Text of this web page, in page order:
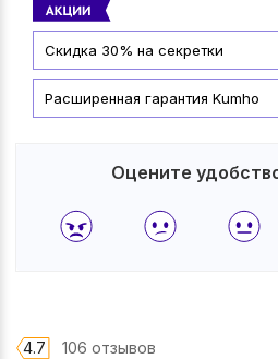
Скидка 30% на секретки
Расширенная гарантия Kumho
Оцените
4.7 106 отзывов